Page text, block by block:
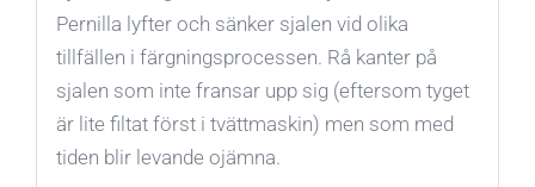
Pernilla lyfter och sänker sjalen vid olika
tillfällen i färgningsprocessen. Rå kanter på
sjalen som inte fransar upp sig (eftersom tyget
är lite filtat först i tvättmaskin) men som med
tiden blir levande ojämna.